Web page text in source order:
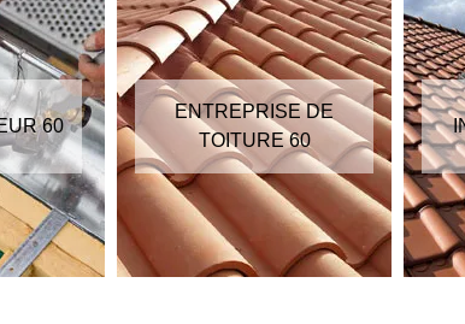
60
ENTREPRISE DE
TOITURE 60